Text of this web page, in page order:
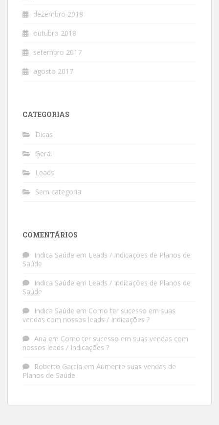
dezembro 2018
outubro 2018
setembro 2017
agosto 2017
CATEGORIAS
Dicas
Geral
Leads
Sem categoria
COMENTÁRIOS
Indica Saúde em Leads / Indicações de Planos de
Saúde
Indica Saúde em Leads / Indicações de Planos de
Saúde
Indica Saúde em Como ter sucesso em suas
vendas com nossos leads / Indicações ?
Ana em Como ter sucesso em suas vendas com
nossos leads / Indicações ?
Roberto Garcia em Aumente suas vendas de
Planos de Saúde